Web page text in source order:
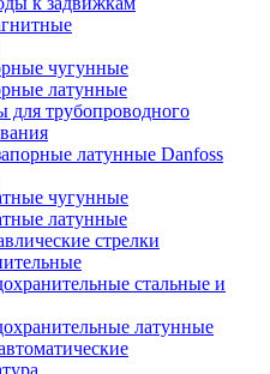
чугунные
латунные
для трубопроводного
латунные Danfoss
чугунные
латунные
стрелки
стальные и
латунные